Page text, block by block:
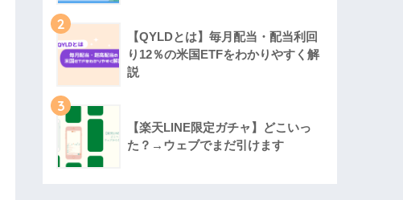
2
【QYLDとは】毎月配当・配当利回
り12％の米国ETFをわかりやすく解
説
3
【楽天LINE限定ガチャ】どこいっ
た？→ウェブでまだ引けます